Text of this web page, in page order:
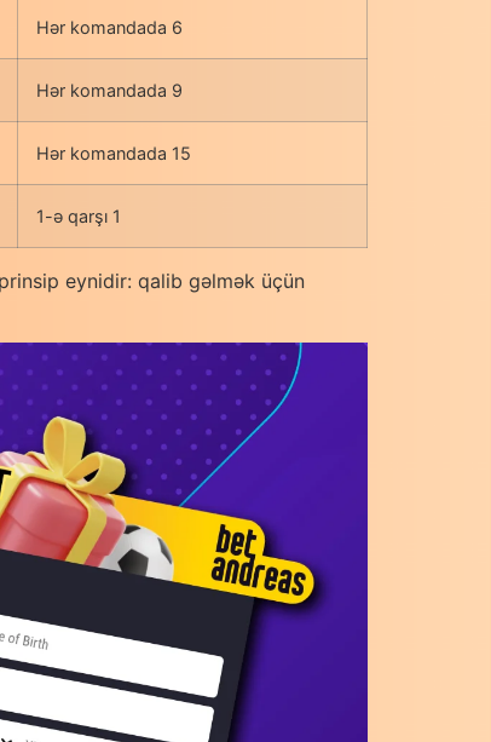
Hər komandada 6
Hər komandada 9
Hər komandada 15
1-ə qarşı 1
eynidir: qalib gəlmək üçün